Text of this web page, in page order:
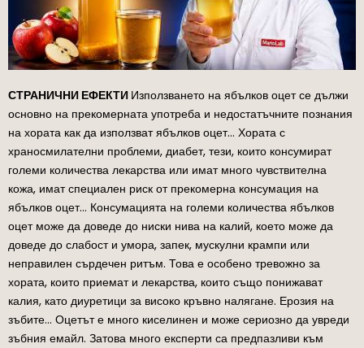
СТРАНИЧНИ ЕФЕКТИ Използването на ябълков оцет се дължи
основно на прекомерната употреба и недостатъчните познания
на хората как да използват ябълков оцет… Хората с
храносмилателни проблеми, диабет, тези, които консумират
големи количества лекарства или имат много чувствителна
кожа, имат специален риск от прекомерна консумация на
ябълков оцет… Консумацията на големи количества ябълков
оцет може да доведе до ниски нива на калий, което може да
доведе до слабост и умора, запек, мускулни крампи или
неправилен сърдечен ритъм. Това е особено тревожно за
хората, които приемат и лекарства, които също понижават
калия, като диуретици за високо кръвно налягане. Ерозия на
зъбите… Оцетът е много киселинен и може сериозно да увреди
зъбния емайл. Затова много експерти са предпазливи към